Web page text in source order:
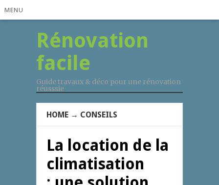
MENU
Rénovation
facile
Guide travaux & déco pour une rénovation
réusssie
HOME → CONSEILS
La location de la
climatisation